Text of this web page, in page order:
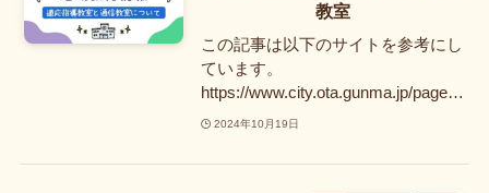
教室
この記事は以下のサイトを参考にし
ています。
https://www.city.ota.gunma.jp/page…
2024年10月19日